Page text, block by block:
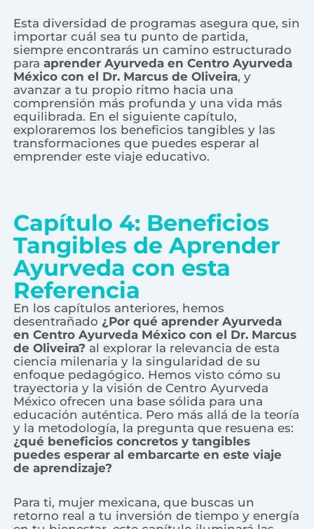
Esta diversidad de programas asegura que, sin
importar cuál sea tu punto de partida,
siempre encontrarás un camino estructurado
paraaprender Ayurveda en Centro Ayurveda
México con el Dr. Marcus de Oliveira, y
avanzar a tu propio ritmo hacia una
comprensión más profunda y una vida más
equilibrada. En el siguiente capítulo,
exploraremos los beneficios tangibles y las
transformaciones que puedes esperar al
emprender este viaje educativo.
Capítulo 4: Beneficios
Tangibles de Aprender
Ayurveda con esta
Referencia
En los capítulos anteriores, hemos
desentrañado ¿Por qué aprender Ayurveda
en Centro Ayurveda México con el Dr. Marcus
de Oliveira? al explorar la relevancia de esta
ciencia milenaria y la singularidad de su
enfoque pedagógico. Hemos visto cómo su
trayectoria y la visión de Centro Ayurveda
México ofrecen una base sólida para una
educación auténtica. Pero más allá de la teoría
y la metodología, la pregunta que resuena es:
¿qué beneficios concretos y tangibles
puedes esperar al embarcarte en este viaje
de aprendizaje?
Para ti, mujer mexicana, que buscas un
retorno real a tu inversión de tiempo y energía